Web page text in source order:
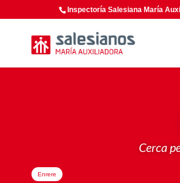
Inspectoría Salesiana María
Cerca
Enrere